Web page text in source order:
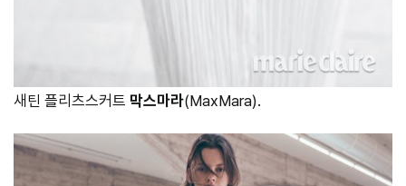
새틴 플리츠스커트 막스마라(MaxMara).